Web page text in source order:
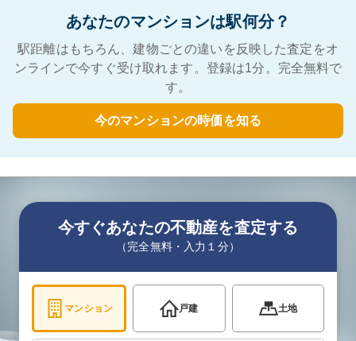
あなたのマンションは駅何分？
駅距離はもちろん、建物ごとの違いを反映した査定をオ
ンラインで今すぐ受け取れます。登録は1分。完全無料で
す。
今のマンションの時価を知る
今すぐあなたの不動産を査定する
（完全無料・入力１分）
マンション 戸建 土地